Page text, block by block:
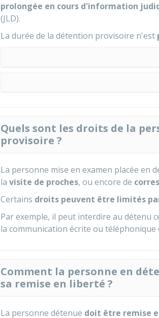
prolongée en cours d'information
(JLD).
La durée de la détention provisoire n'est
Quels sont les droits de la
provisoire ?
La personne mise en examen placée en
la visite de proches, ou encore de
Certains droits peuvent être limités
Par exemple, il peut interdire au détenu
la communication écrite ou
Comment la personne en
sa remise en liberté ?
La personne détenue doit être remise